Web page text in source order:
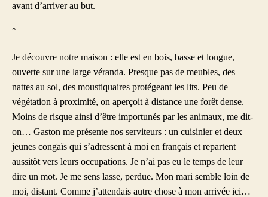
avant d’arriver au but.
°
Je découvre notre maison : elle est en bois, basse et longue,
ouverte sur une large véranda. Presque pas de meubles, des
nattes au sol, des moustiquaires protégeant les lits. Peu de
végétation à proximité, on aperçoit à distance une forêt dense.
Moins de risque ainsi d’être importunés par les animaux, me dit-
on… Gaston me présente nos serviteurs : un cuisinier et deux
jeunes congaïs qui s’adressent à moi en français et repartent
aussitôt vers leurs occupations. Je n’ai pas eu le temps de leur
dire un mot. Je me sens lasse, perdue. Mon mari semble loin de
moi, distant. Comme j’attendais autre chose à mon arrivée ici…